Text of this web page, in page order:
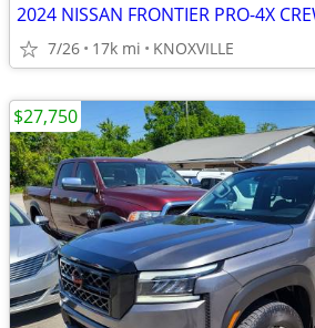
7/26 17k mi KNOXVILLE
$27,750